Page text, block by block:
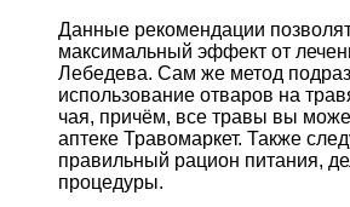
Данные рекомендации
максимальный эффект от
Лебедева. Сам же метод
использование отваров на
чая, причём, все травы вы
аптеке Травомаркет. Также
правильный рацион питания,
процедуры.